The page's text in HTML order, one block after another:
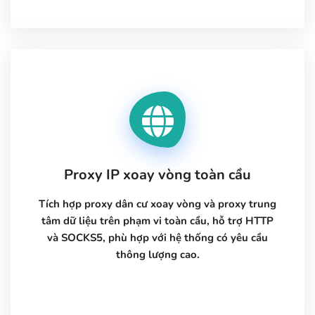
Proxy IP xoay vòng toàn cầu
Tích hợp proxy dân cư xoay vòng và proxy trung
tâm dữ liệu trên phạm vi toàn cầu, hỗ trợ HTTP
và SOCKS5, phù hợp với hệ thống có yêu cầu
thông lượng cao.